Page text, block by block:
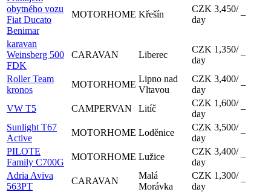
obytného vozu
Fiat Ducato
Benimar
MOTORHOME Křešín
CZK 3,450/
day
–
karavan
Weinsberg 500
FDK
CARAVAN Liberec
CZK 1,350/
day
–
Roller Team
kronos
MOTORHOME
Lipno nad
Vltavou
CZK 3,400/
day
–
VW T5 CAMPERVAN Litíč
CZK 1,600/
day
–
Sunlight T67
Active
MOTORHOME Loděnice
CZK 3,500/
day
–
PILOTE
Family C700G
MOTORHOME Lužice
CZK 3,400/
day
–
Adria Aviva
563PT
CARAVAN
Malá
Morávka
CZK 1,300/
day
–